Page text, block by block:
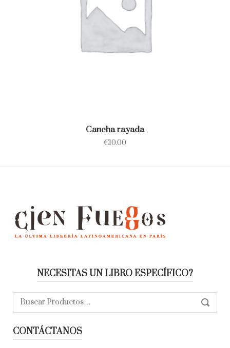
Cancha rayada
€10.00
NECESITAS UN LIBRO ESPECÍFICO?
Buscar:
CONTÁCTANOS